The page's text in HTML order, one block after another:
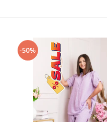
-50%